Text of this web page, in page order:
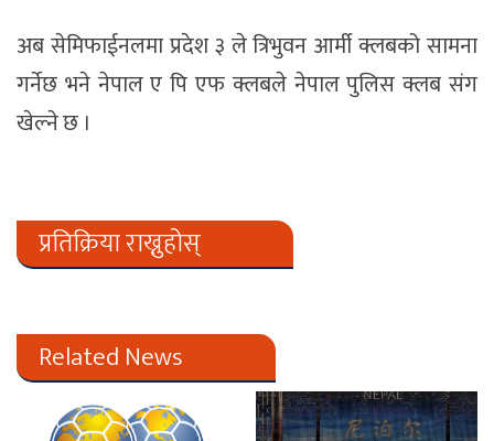
अब सेमिफाईनलमा प्रदेश ३ ले त्रिभुवन आर्मी क्लबको सामना
गर्नेछ भने नेपाल ए पि एफ क्लबले नेपाल पुलिस क्लब संग
खेल्ने छ ।
प्रतिक्रिया राख्नुहोस्
Related News